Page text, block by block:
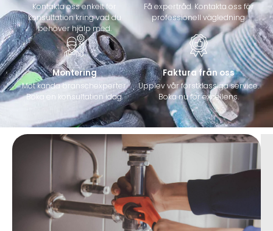
Kontakta oss enkelt för
konsultation kring vad du
behöver hjälp med.
Få expertråd. Kontakta oss för
professionell vägledning.
Montering
Möt kända branschexperter.
Boka en konsultation idag.
Faktura från oss
Upplev vår förstklassiga service.
Boka nu för excellens.